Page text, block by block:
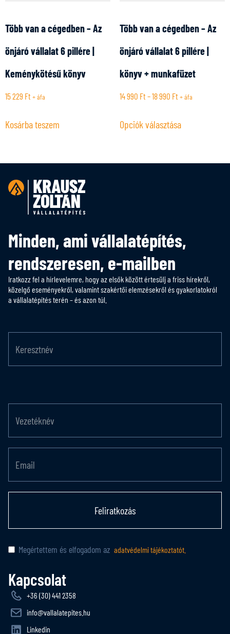
Több van a cégedben – Az
önjáró vállalat 6 pillére |
Keménykötésű könyv
15 229 Ft + áfa
Kosárba teszem
Több van a cégedben – Az
önjáró vállalat 6 pillére |
könyv + munkafüzet
14 990 Ft –18 990 Ft + áfa
Opciók választása
Minden, ami vállalatépítés,
rendszeresen, e-mailben
Iratkozz fel a hírlevelemre, hogy az elsők között értesülj a friss hírekről,
közelgő eseményekről, valamint szakértői elemzésekről és gyakorlatokról
a vállalatépítés terén – és azon túl.
Feliratkozás
Megértettem és elfogadom az adatvédelmi tájékoztatót.
Kapcsolat
+36 (30) 441 2358
info@vallalatepites.hu
Linkedin